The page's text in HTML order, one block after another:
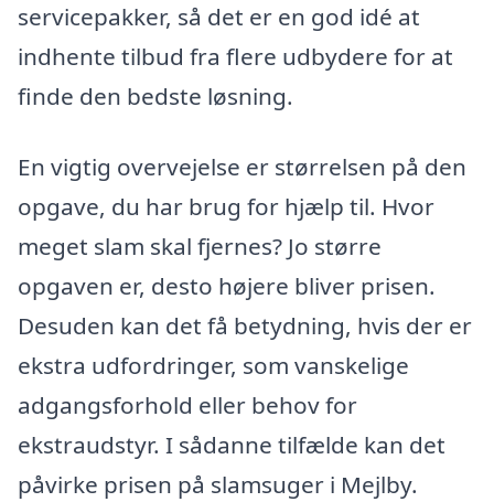
servicepakker, så det er en god idé at
indhente tilbud fra flere udbydere for at
finde den bedste løsning.
En vigtig overvejelse er størrelsen på den
opgave, du har brug for hjælp til. Hvor
meget slam skal fjernes? Jo større
opgaven er, desto højere bliver prisen.
Desuden kan det få betydning, hvis der er
ekstra udfordringer, som vanskelige
adgangsforhold eller behov for
ekstraudstyr. I sådanne tilfælde kan det
påvirke prisen på slamsuger i Mejlby.